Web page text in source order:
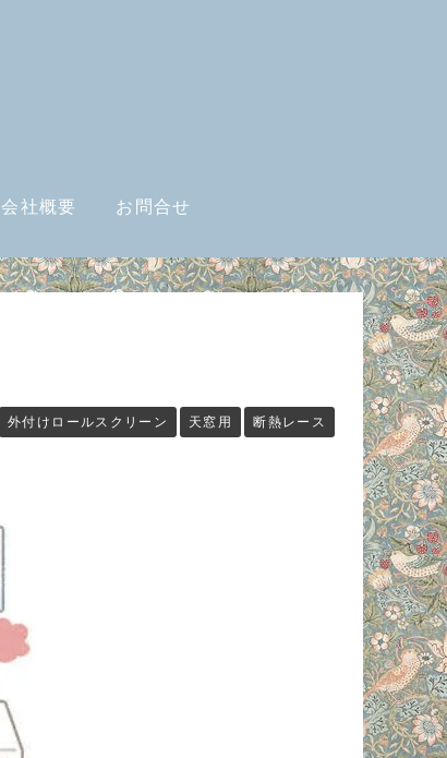
会社概要 お問合せ
外付けロールスクリーン 天窓用 断熱レース